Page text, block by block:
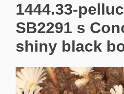
1444.33-
SB2291 s
shiny black